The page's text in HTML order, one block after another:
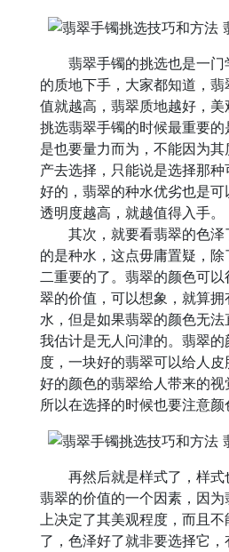
翡翠手镯的挑选也是一门
的质地下手，大家都知道，
值就越高，翡翠质地越好，
挑选翡翠手镯的时候最重要
是也要量力而为，不能因为
产去选择，只能说是选择那
好的，翡翠的种水优劣也是可
透明度越高，就越值得入手。
其次，就要看翡翠的色泽
的是种水，这点毋庸置疑，
二重要的了。翡翠的颜色可
翠的价值，可以想象，就算
水，但是如果翡翠的颜色无
我估计是无人问津的。翡翠
度，一块好的翡翠可以给人皮
好的颜色的翡翠给人带来的视
所以在选择的时候也要注意颜
再然后就是样式了，样式
翡翠的价值的一个因素，因
上决定了其美观程度，而且
了，色泽好了就非要选择它